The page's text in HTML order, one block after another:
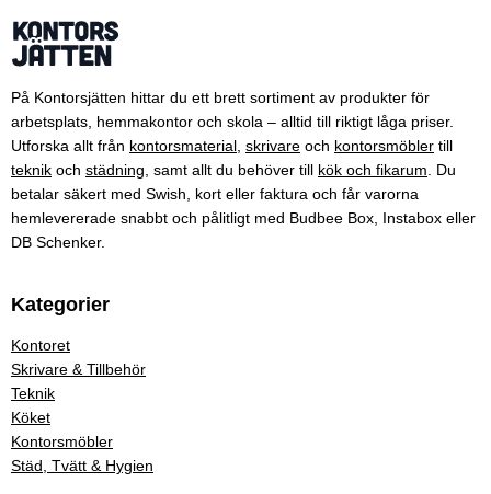
På Kontorsjätten hittar du ett brett sortiment av produkter för
arbetsplats, hemmakontor och skola – alltid till riktigt låga priser.
Utforska allt från kontorsmaterial skrivare och kontorsmöbler till
teknik och städning , samt allt du behöver till kök och fikarum . Du
betalar säkert med Swish, kort eller faktura och får varorna
hemlevererade snabbt och pålitligt med Budbee Box, Instabox eller
DB Schenker.
Kategorier
Kontoret
Skrivare & Tillbehör
Teknik
Köket
Kontorsmöbler
Städ, Tvätt & Hygien